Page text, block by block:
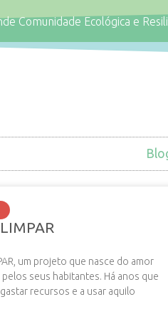
Comunidade Ecológica e
um projeto que nasce do amor
pelos seus habitantes. Há anos que
recursos e a usar aquilo